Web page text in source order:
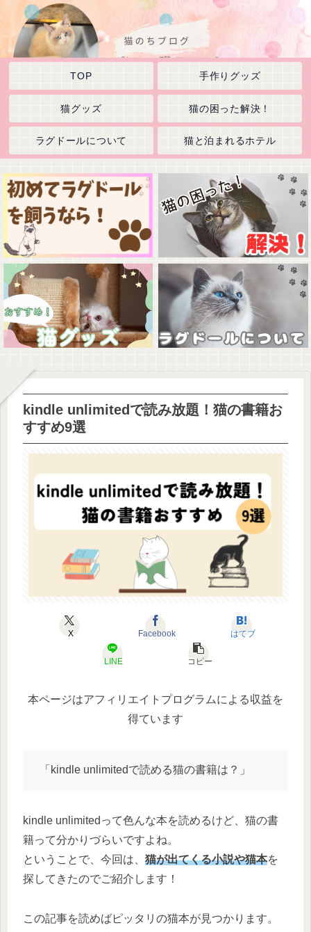
TOP 手作りグッズ
猫グッズ 猫の困った解決！
ラグドールについて 猫と泊まれるホテル
kindle unlimitedで読み放題！猫の書籍お
すすめ9選
X Facebook はてブ
LINE コピー
本ページはアフィリエイトプログラムによる収益を
得ています
「kindle unlimitedで読める猫の書籍は？」
kindle unlimitedって色んな本を読めるけど、猫の書
籍って分かりづらいですよね。
ということで、今回は、 猫が出てくる小説や猫本を
探してきたのでご紹介します！
この記事を読めばピッタリの猫本が見つかります。